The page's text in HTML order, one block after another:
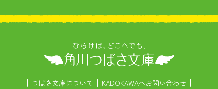
つばさ文庫について
KADOKAWAへお問い合わせ